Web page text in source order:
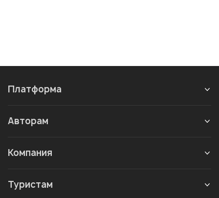
Платформа
Авторам
Компания
Туристам